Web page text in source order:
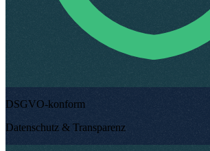
DSGVO-konform
Datenschutz & Transparenz